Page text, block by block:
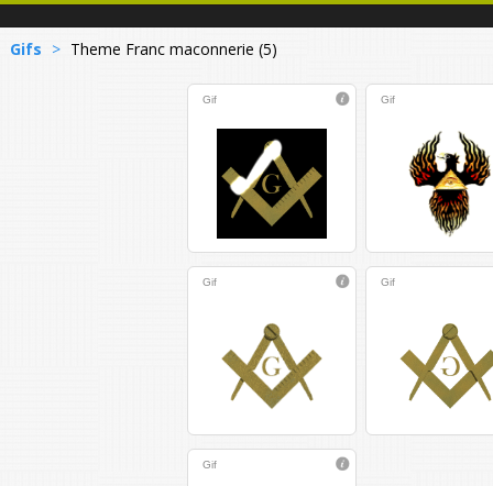
Gifs > Theme Franc maconnerie (5)
Gif Gif
Gif Gif
Gif